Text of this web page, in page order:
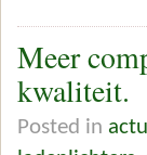
Meer
kwaliteit.
Posted in